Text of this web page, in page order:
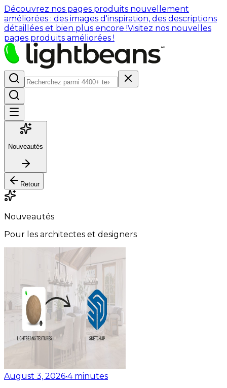
Découvrez nos pages produits nouvellement
améliorées : des images d'inspiration, des descriptions
détaillées et bien plus encore !Visitez nos nouvelles
pages produits améliorées !
Nouveautés
Retour
Nouveautés
Pour les architectes et designers
August 3, 2026•4 minutes